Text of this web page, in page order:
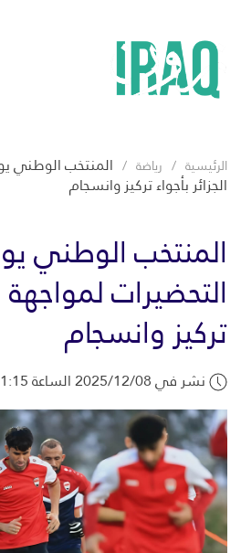
الرئيسية رياضة المنتخب الوطني
الجزائر بأجواء تركيز وانسجام
المنتخب الوطني
التحضيرات لمواجهة
تركيز وانسجام
نشر في 2025/12/08 الساعة 11:15 ص